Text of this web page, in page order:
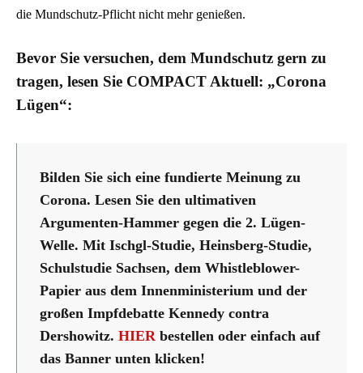
die Mundschutz-Pflicht nicht mehr genießen.
Bevor Sie versuchen, dem Mundschutz gern zu
tragen, lesen Sie COMPACT Aktuell: „Corona
Lügen“:
Bilden Sie sich eine fundierte Meinung zu
Corona. Lesen Sie den ultimativen
Argumenten-Hammer gegen die 2. Lügen-
Welle. Mit Ischgl-Studie, Heinsberg-Studie,
Schulstudie Sachsen, dem Whistleblower-
Papier aus dem Innenministerium und der
großen Impfdebatte Kennedy contra
Dershowitz. HIER bestellen oder einfach auf
das Banner unten klicken!